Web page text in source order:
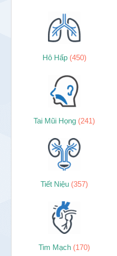
Hô Hấp (450)
Tai Mũi Họng (241)
Tiết Niệu (357)
Tim Mạch (170)